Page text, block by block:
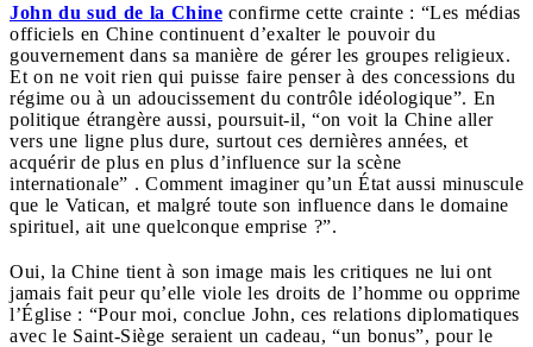
John du sud de la Chine confirme cette crainte : “Les médias
officiels en Chine continuent d’exalter le pouvoir du
gouvernement dans sa manière de gérer les groupes religieux.
Et on ne voit rien qui puisse faire penser à des concessions du
régime ou à un adoucissement du contrôle idéologique”. En
politique étrangère aussi, poursuit-il, “on voit la Chine aller
vers une ligne plus dure, surtout ces dernières années, et
acquérir de plus en plus d’influence sur la scène
internationale” . Comment imaginer qu’un État aussi minuscule
que le Vatican, et malgré toute son influence dans le domaine
spirituel, ait une quelconque emprise ?”.
Oui, la Chine tient à son image mais les critiques ne lui ont
jamais fait peur qu’elle viole les droits de l’homme ou opprime
l’Église : “Pour moi, conclue John, ces relations diplomatiques
avec le Saint-Siège seraient un cadeau, “un bonus”, pour le